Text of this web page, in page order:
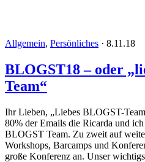
Allgemein, Persönliches · 8.11.18
BLOGST18 – oder
Team“
Ihr Lieben, „Liebes BLOGST-
80% der Emails die Ricarda und
BLOGST Team. Zu zweit auf
Workshops, Barcamps und
große Konferenz an. Unser